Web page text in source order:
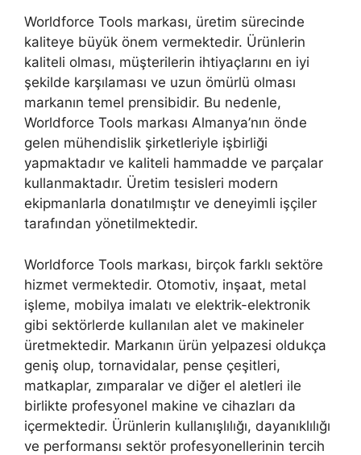
Worldforce Tools markası, üretim sürecinde
kaliteye büyük önem vermektedir. Ürünlerin
kaliteli olması, müşterilerin ihtiyaçlarını en iyi
şekilde karşılaması ve uzun ömürlü olması
markanın temel prensibidir. Bu nedenle,
Worldforce Tools markası Almanya’nın önde
gelen mühendislik şirketleriyle işbirliği
yapmaktadır ve kaliteli hammadde ve parçalar
kullanmaktadır. Üretim tesisleri modern
ekipmanlarla donatılmıştır ve deneyimli işçiler
tarafından yönetilmektedir.
Worldforce Tools markası, birçok farklı sektöre
hizmet vermektedir. Otomotiv, inşaat, metal
işleme, mobilya imalatı ve elektrik-elektronik
gibi sektörlerde kullanılan alet ve makineler
üretmektedir. Markanın ürün yelpazesi oldukça
geniş olup, tornavidalar, pense çeşitleri,
matkaplar, zımparalar ve diğer el aletleri ile
birlikte profesyonel makine ve cihazları da
içermektedir. Ürünlerin kullanışlılığı, dayanıklılığı
ve performansı sektör profesyonellerinin tercih